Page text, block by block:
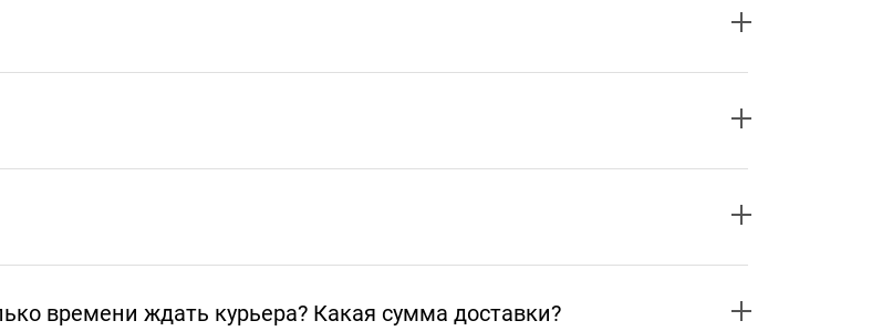
времени ждать курьера? Какая сумма доставки?